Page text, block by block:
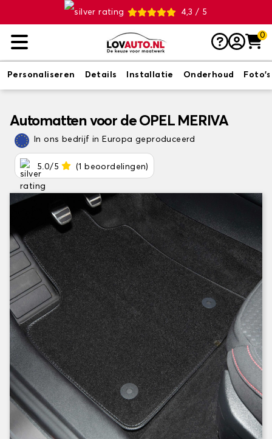
4,3 / 5
0
Personaliseren Details Installatie Onderhoud Foto's
Automatten voor de OPEL MERIVA
In ons bedrijf in Europa geproduceerd
5.0/5 (1 beoordelingen)